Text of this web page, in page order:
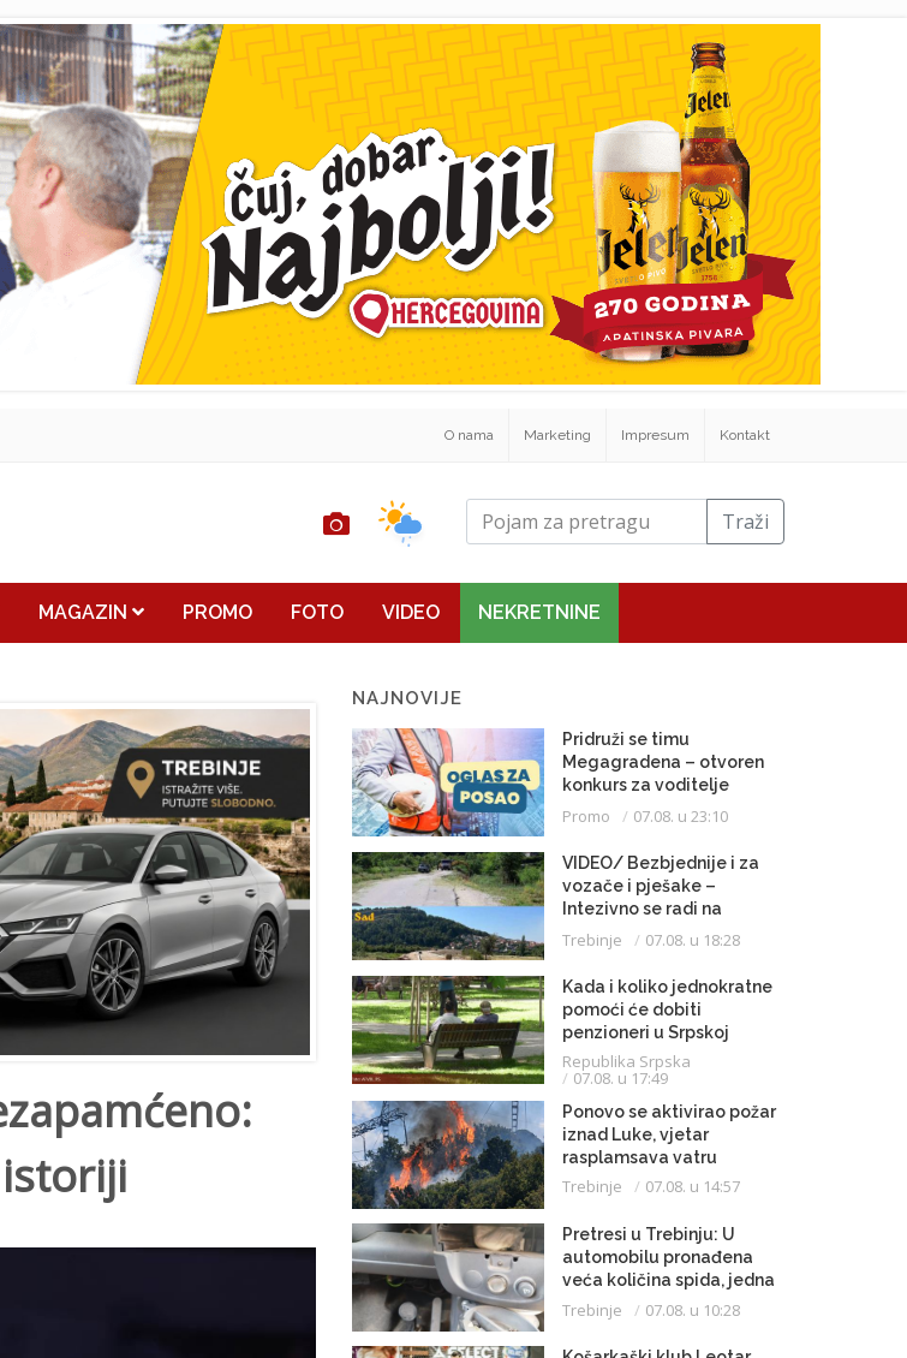
O nama Marketing Impresum Kontakt
Traži
MAGAZIN PROMO FOTO VIDEO NEKRETNINE
NAJNOVIJE
Pridruži se timu
Megagradena – otvoren
konkurs za voditelje
gradilišta
Promo 07.08. u 23:10
VIDEO/ Bezbjednije i za
vozače i pješake –
Intezivno se radi na
proširenju saobraćajnice
Trebinje 07.08. u 18:28
Kada i koliko jednokratne
pomoći će dobiti
penzioneri u Srpskoj
Republika Srpska
07.08. u 17:49
Ponovo se aktivirao požar
iznad Luke, vjetar
rasplamsava vatru
Trebinje 07.08. u 14:57
Pretresi u Trebinju: U
automobilu pronađena
veća količina spida, jedna
osoba uhapšena
Trebinje 07.08. u 10:28